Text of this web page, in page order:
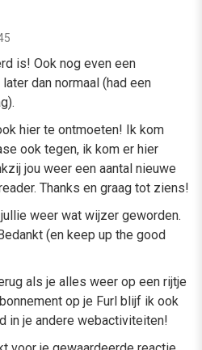
is! Ook nog even een
dan normaal (had een
hier te ontmoeten! Ik kom
ook tegen, ik kom er hier
jou weer een aantal nieuwe
Thanks en graag tot ziens!
weer wat wijzer geworden.
(en keep up the good
als je alles weer op een rijtje
op je Furl blijf ik ook
in je andere webactiviteiten!